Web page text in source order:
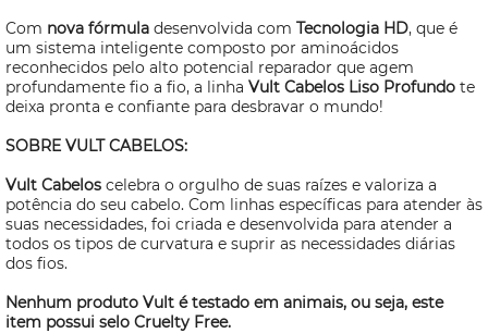
Com nova fórmula desenvolvida com Tecnologia HD, que é
um sistema inteligente composto por aminoácidos
reconhecidos pelo alto potencial reparador que agem
profundamente fio a fio, a linha Vult Cabelos Liso Profundo te
deixa pronta e confiante para desbravar o mundo!
SOBRE VULT CABELOS:
Vult Cabelos celebra o orgulho de suas raízes e valoriza a
potência do seu cabelo. Com linhas específicas para atender às
suas necessidades, foi criada e desenvolvida para atender a
todos os tipos de curvatura e suprir as necessidades diárias
dos fios.
Nenhum produto Vult é testado em animais, ou seja, este
item possui selo Cruelty Free.